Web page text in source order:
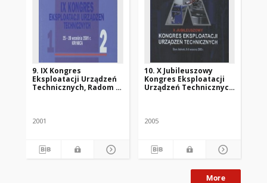
9. IX Kongres
Eksploatacji Urządzeń
Technicznych, Radom -
2001
10. X Jubileuszowy
Kongres Eksploatacji
Urządzeń Technicznych
2005 r.
2005
More